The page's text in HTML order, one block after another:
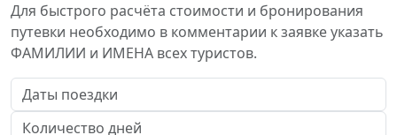
Для быстрого расчёта стоимости и бронирования
путевки необходимо в комментарии к заявке указать
ФАМИЛИИ и ИМЕНА всех туристов.